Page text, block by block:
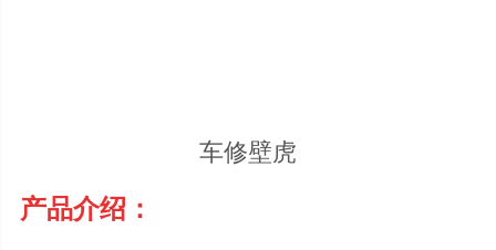
车修壁虎
产品介绍：